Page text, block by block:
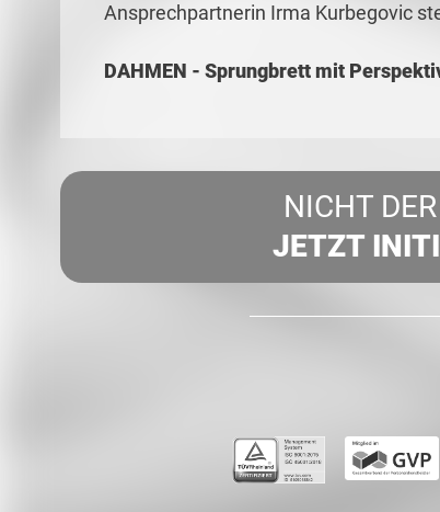
Ansprechpartnerin Irma Kurbegovic
DAHMEN - Sprungbrett mit
NICHT
JETZT